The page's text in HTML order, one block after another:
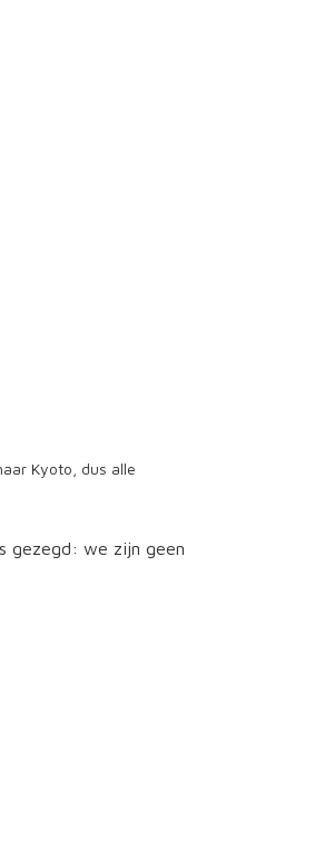
Kyoto, dus alle
gezegd: we zijn geen